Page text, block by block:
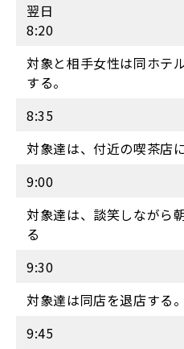
翌日
8:20
対象と相手女性は同ホテ
する。
8:35
対象達は、付近の喫茶店
9:00
対象達は、談笑しながら
る
9:30
対象達は同店を退店する。
9:45